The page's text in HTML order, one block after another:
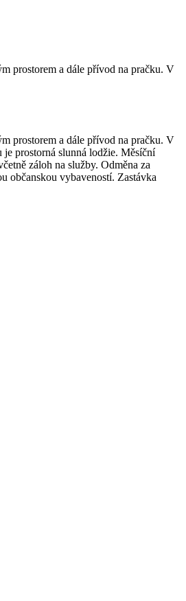
prostorem a dále přívod na pračku. V
prostorem a dále přívod na pračku. V
prostorná slunná lodžie. Měsíční
záloh na služby. Odměna za
občanskou vybaveností. Zastávka